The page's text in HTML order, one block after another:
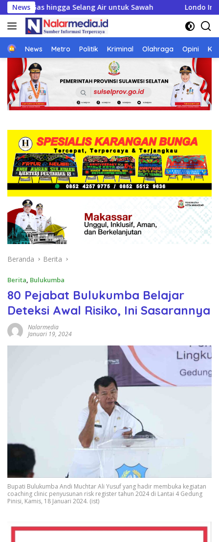
Langsung
ke
konten
News
Sawah Londo Ireng 20 OPD Adu
Home
News Metro Politik Kriminal Olahraga Opini
Beranda Berita
Berita, Bulukumba
80 Pejabat Bulukumba Belajar
Deteksi Awal Risiko, Ini Sasarannya
Nalarmedia
Januari 19, 2024
Bupati Bulukumba Andi Muchtar Ali Yusuf yang hadir membuka kegiatan
coaching clinic penyusunan risk register tahun 2024 di Lantai 4 Gedung
Pinisi, Kamis, 18 Januari 2024. (ist)